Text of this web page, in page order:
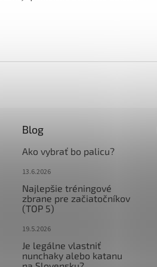
Blog
Ako vybrať bo palicu?
13.6.2026
Najlepšie tréningové
zbrane pre začiatočníkov
(TOP 5)
19.5.2026
Je legálne vlastniť
nunchaky alebo katanu